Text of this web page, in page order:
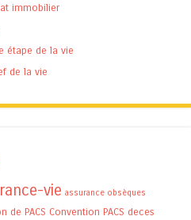
immobilier
étape de la vie
de la vie
vie assurance obsèques
de PACS Convention PACS deces